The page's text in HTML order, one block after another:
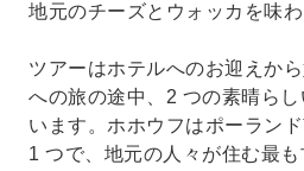
地元のチーズとウォッカを味わ
ツアーはホテルへのお迎えか
への旅の途中、2 つの素晴ら
います。ホホウフはポーラン
1 つで、地元の人々が住む最も